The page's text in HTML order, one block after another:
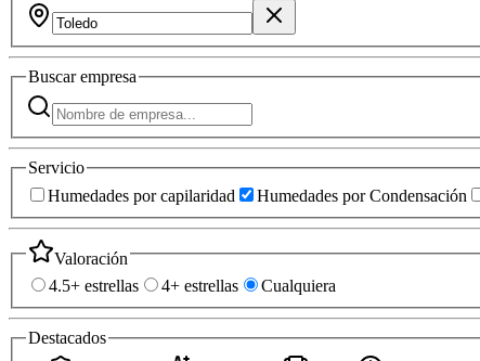
Buscarempresa
Servicio
Humedades por capilaridad
Humedades por Condensación
Valoración
4.5+ estrellas
4+ estrellas Cualquiera
Destacados